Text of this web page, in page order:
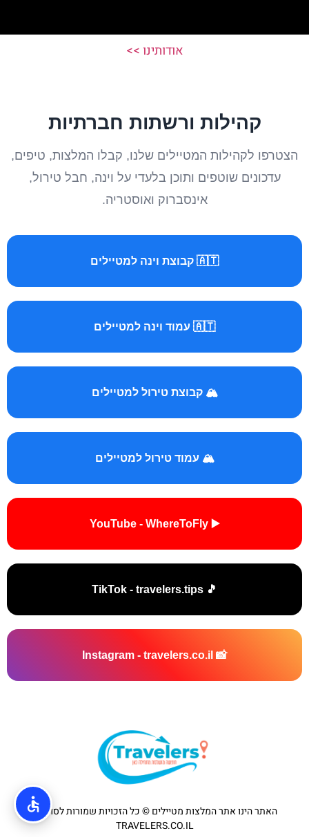
אודותינו >>
קהילות ורשתות חברתיות
הצטרפו לקהילות המטיילים שלנו, קבלו המלצות, טיפים,
עדכונים שוטפים ותוכן בלעדי על וינה, חבל טירול,
אינסברוק ואוסטריה.
🇦🇹 קבוצת וינה למטיילים
🇦🇹 עמוד וינה למטיילים
🏔️ קבוצת טירול למטיילים
🏔️ עמוד טירול למטיילים
▶️ YouTube - WhereToFly
🎵 TikTok - travelers.tips
📸 Instagram - travelers.co.il
האתר הינו אתר המלצות מטיילים © כל הזכויות שמורות לסוכנות
TRAVELERS.CO.IL